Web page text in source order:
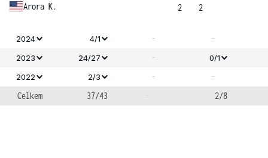
Arora K.
2
2
2024 4/1 - -
2023 24/27 -
0/1
2022
2/3 -
-
Celkem
37/43 - 2/8